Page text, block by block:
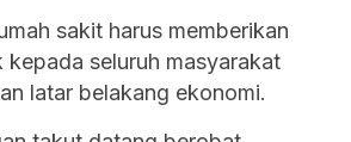
sakit harus memberikan
kepada seluruh masyarakat
latar belakang ekonomi.